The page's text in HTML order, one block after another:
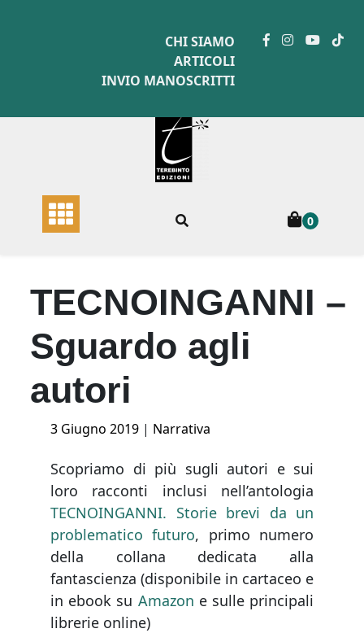
CHI SIAMO
ARTICOLI
INVIO MANOSCRITTI
0
TECNOINGANNI –
Sguardo agli
autori
Posted
3 Giugno 2019 | Narrativa
Scopriamo di più sugli autori e sui
loro racconti inclusi nell’antologia
TECNOINGANNI. Storie brevi da un
problematico futuro, primo numero
della collana dedicata alla
fantascienza (disponibile in cartaceo e
in ebook su Amazon e sulle principali
librerie online)